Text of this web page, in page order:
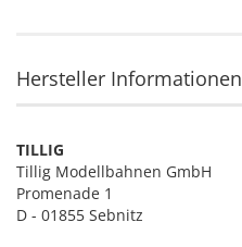
Hersteller Informationen
TILLIG
Tillig Modellbahnen GmbH
Promenade 1
D - 01855 Sebnitz